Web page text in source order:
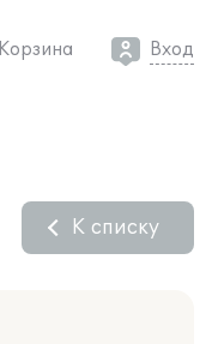
Корзина Вход
К списку